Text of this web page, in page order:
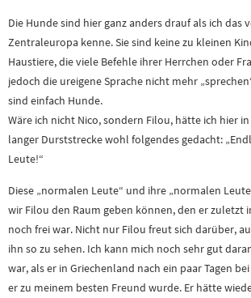
Die Hunde sind hier ganz anders drauf als ich das
Zentraleuropa kenne. Sie sind keine zu kleinen
Haustiere, die viele Befehle ihrer Herrchen oder
jedoch die ureigene Sprache nicht mehr
sind einfach Hunde.
Wäre ich nicht Nico, sondern Filou, hätte ich hier
langer Durststrecke wohl folgendes gedacht:
Leute!“
Diese „normalen Leute“ und ihre „normalen
wir Filou den Raum geben können, den er zuletzt
noch frei war. Nicht nur Filou freut sich darüber,
ihn so zu sehen. Ich kann mich noch sehr gut
war, als er in Griechenland nach ein paar Tagen
er zu meinem besten Freund wurde. Er hätte